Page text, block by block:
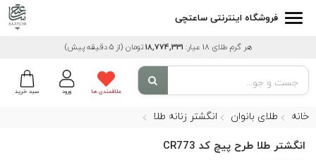
فروشگاه اینترنتی ساعتچی
هر گرم طلای 18 عیار: 18,774,331تومان (از 5 دقیقه پیش)
سبد خرید ورود علاقمندی ها
خانه طلای بانوان انگشتر زنانه طلا
انگشتر طلا طرح پیچ کد CR773